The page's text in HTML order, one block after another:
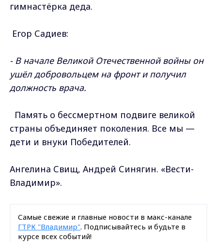
гимнастёрка деда.
Егор Садиев:
- В начале Великой Отечественной войны он
ушёл добровольцем на фронт и получил
должность врача.
Память о бессмертном подвиге великой
страны объединяет поколения. Все мы —
дети и внуки Победителей.
Ангелина Свищ, Андрей Синягин. «Вести-
Владимир».
Самые свежие и главные новости в макс-канале
ГТРК "Владимир". Подписывайтесь и будьте в
курсе всех событий!